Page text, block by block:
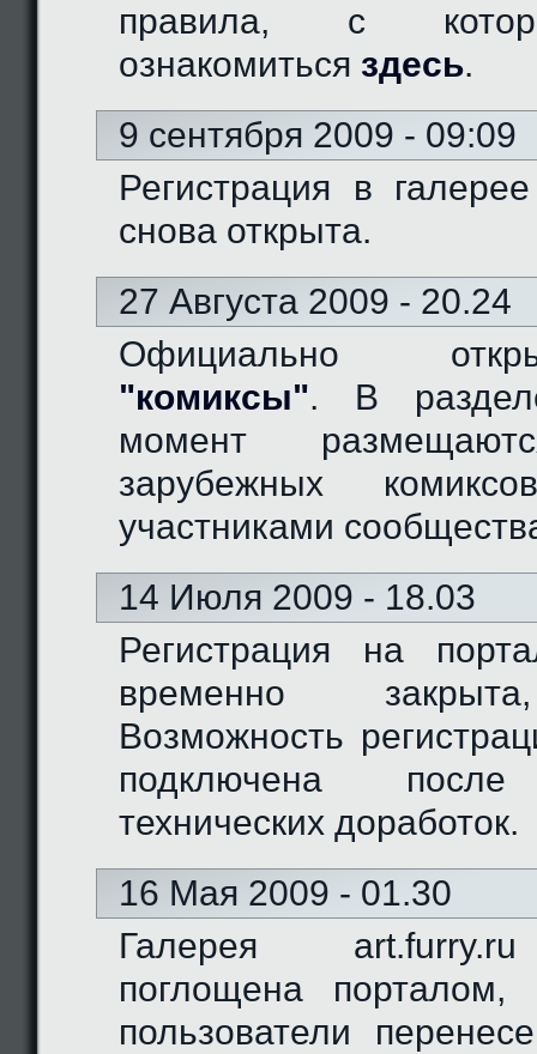
правила, с
ознакомиться здесь.
9 сентября 2009 - 09:09
Регистрация в
снова открыта.
27 Августа 2009 - 20.24
Официально
"комиксы". В
момент
зарубежных
участниками
14 Июля 2009 - 18.03
Регистрация на
временно
Возможность
подключена после
технических доработок.
16 Мая 2009 - 01.30
Галерея
поглощена
пользователи